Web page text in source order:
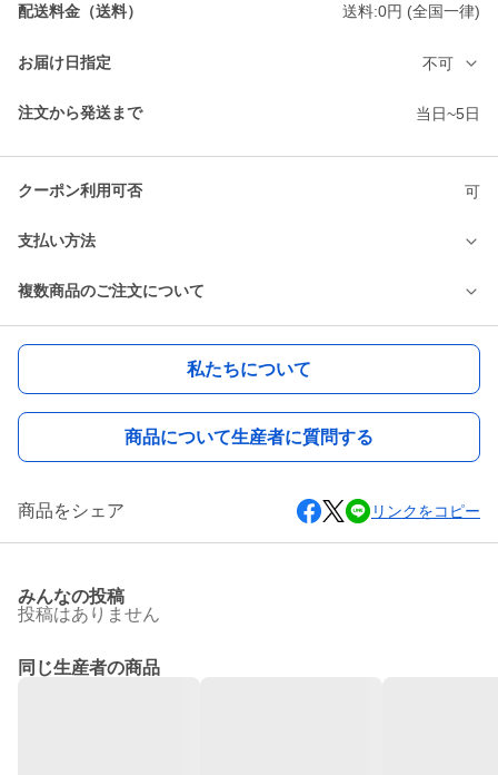
配送料金（送料） 送料:0円 (全国一律)
お届け日指定 不可
注文から発送まで 当日~5日
クーポン利用可否 可
支払い方法
複数商品のご注文について
私たちについて
商品について生産者に質問する
商品をシェア リンクをコピー
みんなの投稿
投稿はありません
同じ生産者の商品